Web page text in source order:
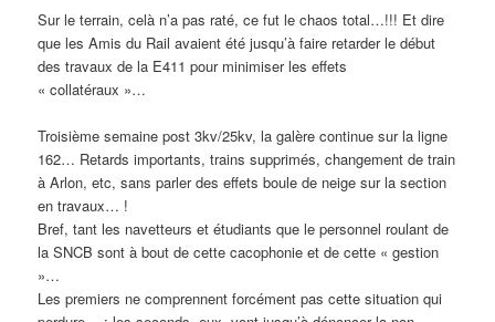
Sur le terrain, celà n’a pas raté, ce fut le chaos total…!!! Et dire
que les Amis du Rail avaient été jusqu’à faire retarder le début
des travaux de la E411 pour minimiser les effets
« collatéraux »…
Troisième semaine post 3kv/25kv, la galère continue sur la ligne
162… Retards importants, trains supprimés, changement de train
à Arlon, etc, sans parler des effets boule de neige sur la section
en travaux… !
Bref, tant les navetteurs et étudiants que le personnel roulant de
la SNCB sont à bout de cette cacophonie et de cette « gestion
»…
Les premiers ne comprennent forcément pas cette situation qui